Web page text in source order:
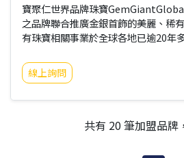
寶聚仁世界品牌珠寶
之品牌聯合推廣金銀首飾的美麗、稀
有珠寶相關事業於全球各地已逾20年
牌、開創永恆價值，並且帶動聯盟之
發揚品牌，開創永恆價值，讓每一位
線上詢問
共有 20 筆加盟品牌